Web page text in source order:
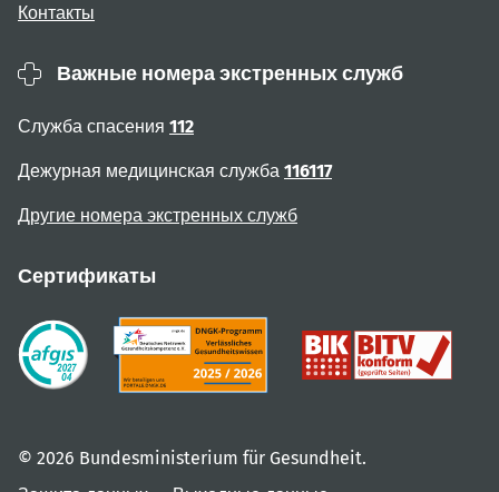
Контакты
Важные номера экстренных служб
Служба спасения 112
Дежурная медицинская служба 116117
Другие номера экстренных служб
Сертификаты
© 2026 Bundesministerium für Gesundheit.